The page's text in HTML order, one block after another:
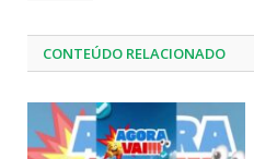
CONTEÚDO RELACIONADO